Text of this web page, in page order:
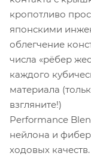
кропотливо
японскими
облегчение
числа «рёбер
каждого
материала
взгляните!)
Performance
нейлона и
ходовых качеств.